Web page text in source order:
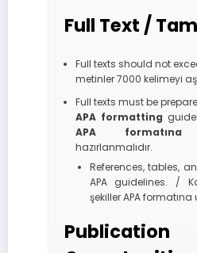
Full Text /
Full texts should not
metinler 7000 kelimeyi
Full texts must be
APA formatting
APA formatına
hazırlanmalıdır.
References, tables,
APA guidelines. /
şekiller APA
Publication